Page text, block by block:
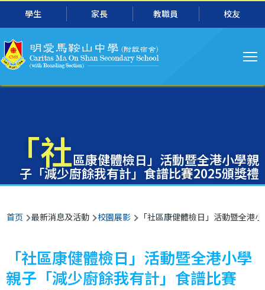
跳转到主要内容
學生 家長 教職員 校友
导
航
「社區康健體檢日」活動暨全港小學親
子「減少廚餘我有計」食譜比賽2025頒獎禮
面
包
屑
首页 最新消息及活動 校園展影 「社區康健體檢日」活動暨全港
「社區康健體檢日」活動暨全港小學
親子「減少廚餘我有計」食譜比賽